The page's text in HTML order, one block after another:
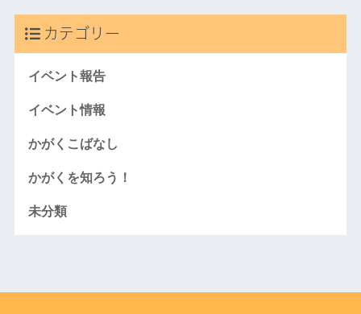
カテゴリー
イベント報告
イベント情報
かがくこばなし
かがくを知ろう！
未分類